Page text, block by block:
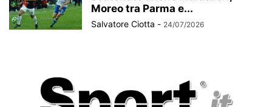
Moreo tra Parma e...
Salvatore Ciotta - 24/07/2026